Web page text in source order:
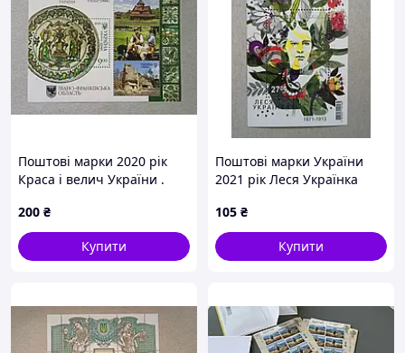
Поштові марки 2020 рік
Краса і велич України .
.200 ₴
Купити
Поштові марки України
2021 рік Леся Українка
105 ₴
Купити